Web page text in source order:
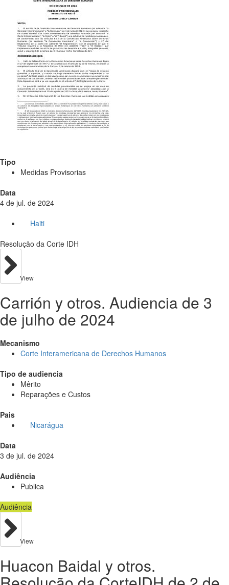
Tipo
Medidas Provisorias
Data
4 de jul. de 2024
Haiti
Resolução da Corte IDH
View
Carrión y otros. Audiencia de 3
de julho de 2024
Mecanismo
Corte Interamericana de Derechos Humanos
Tipo de audiencia
Mêrito
Reparações e Custos
Pais
Nicarágua
Data
3 de jul. de 2024
Audiência
Publica
Audiência
View
Huacon Baidal y otros.